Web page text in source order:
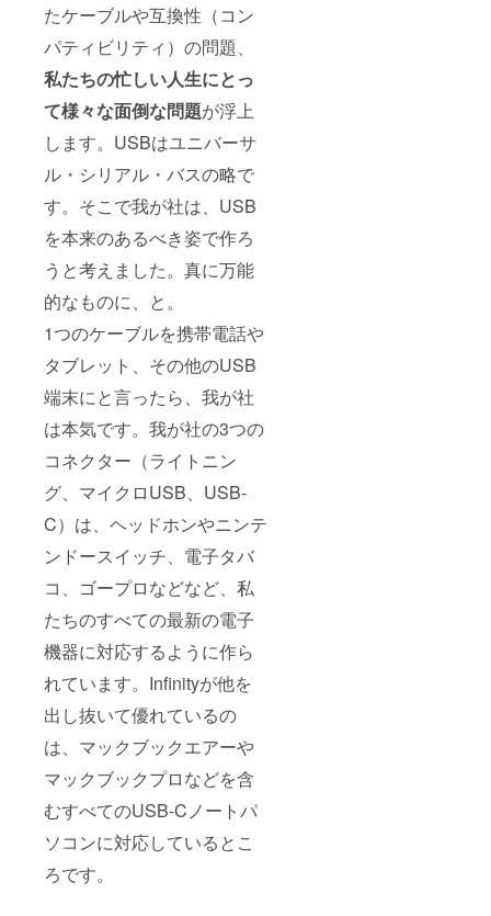
たケーブルや互換性（コン
パティビリティ）の問題、
私たちの忙しい人生にとっ
て様々な面倒な問題が浮上
します。USBはユニバーサ
ル・シリアル・バスの略で
す。そこで我が社は、USB
を本来のあるべき姿で作ろ
うと考えました。真に万能
的なものに、と。
1つのケーブルを携帯電話や
タブレット、その他のUSB
端末にと言ったら、我が社
は本気です。我が社の3つの
コネクター（ライトニン
グ、マイクロUSB、USB-
C）は、ヘッドホンやニンテ
ンドースイッチ、電子タバ
コ、ゴープロなどなど、私
たちのすべての最新の電子
機器に対応するように作ら
れています。Infinityが他を
出し抜いて優れているの
は、マックブックエアーや
マックブックプロなどを含
むすべてのUSB-Cノートパ
ソコンに対応しているとこ
ろです。